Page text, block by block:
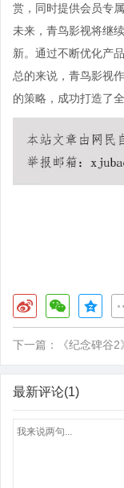
赏，同时提供会员专
未来，青鸟影视将继
新。通过不断优化产
总的来说，青鸟影视
的策略，成功打造了
下一篇： 《纪念碑谷
最新评论(1)